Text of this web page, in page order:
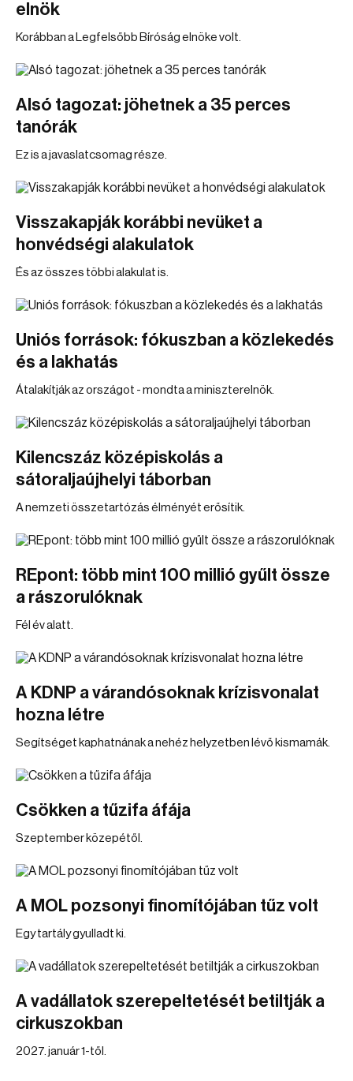
elnök
Korábban a Legfelsőbb Bíróság elnöke volt.
Alsó tagozat: jöhetnek a 35 perces
tanórák
Ez is a javaslatcsomag része.
Visszakapják korábbi nevüket a
honvédségi alakulatok
És az összes többi alakulat is.
Uniós források: fókuszban a közlekedés
és a lakhatás
Átalakítják az országot - mondta a miniszterelnök.
Kilencszáz középiskolás a
sátoraljaújhelyi táborban
A nemzeti összetartózás élményét erősítik.
REpont: több mint 100 millió gyűlt össze
a rászorulóknak
Fél év alatt.
A KDNP a várandósoknak krízisvonalat
hozna létre
Segítséget kaphatnának a nehéz helyzetben lévő kismamák.
Csökken a tűzifa áfája
Szeptember közepétől.
A MOL pozsonyi finomítójában tűz volt
Egy tartály gyulladt ki.
A vadállatok szerepeltetését betiltják a
cirkuszokban
2027. január 1-től.